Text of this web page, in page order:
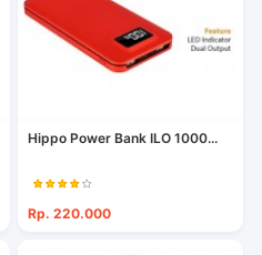
Hippo Power Bank ILO 1000...
Rp. 220.000